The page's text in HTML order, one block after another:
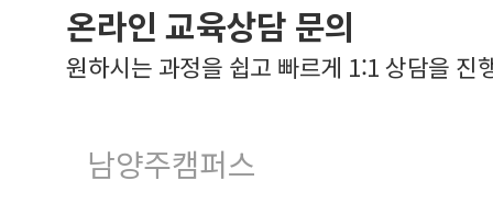
온라인 교육상담 문의
원하시는 과정을 쉽고 빠르게 1:1 상담을 진